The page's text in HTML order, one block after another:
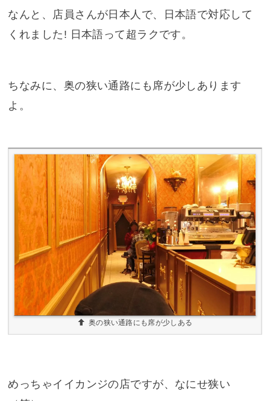
なんと、店員さんが日本人で、日本語で対応して
くれました! 日本語って超ラクです。
ちなみに、奥の狭い通路にも席が少しあります
よ。
奥の狭い通路にも席が少しある
めっちゃイイカンジの店ですが、なにせ狭い